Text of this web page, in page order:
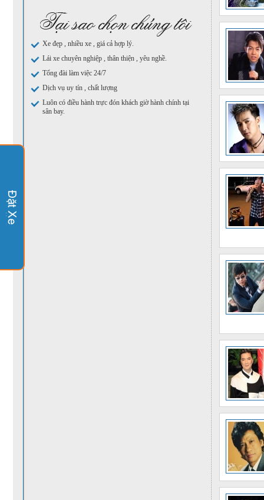
Xe đẹp , nhiều xe , giá cả hợp lý.
Lái xe chuyên nghiệp , thân thiện , yêu nghề.
Tổng đài làm việc 24/7
Dịch vụ uy tín , chất lượng
Luôn có điều hành trực đón khách giờ hành chính tại
sân bay.